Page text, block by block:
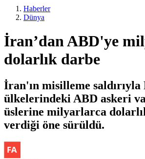
Haberler
Dünya
İran’dan ABD'ye
dolarlık darbe
İran'ın misilleme
ülkelerindeki ABD askeri
üslerine milyarlarca
verdiği öne sürüldü.